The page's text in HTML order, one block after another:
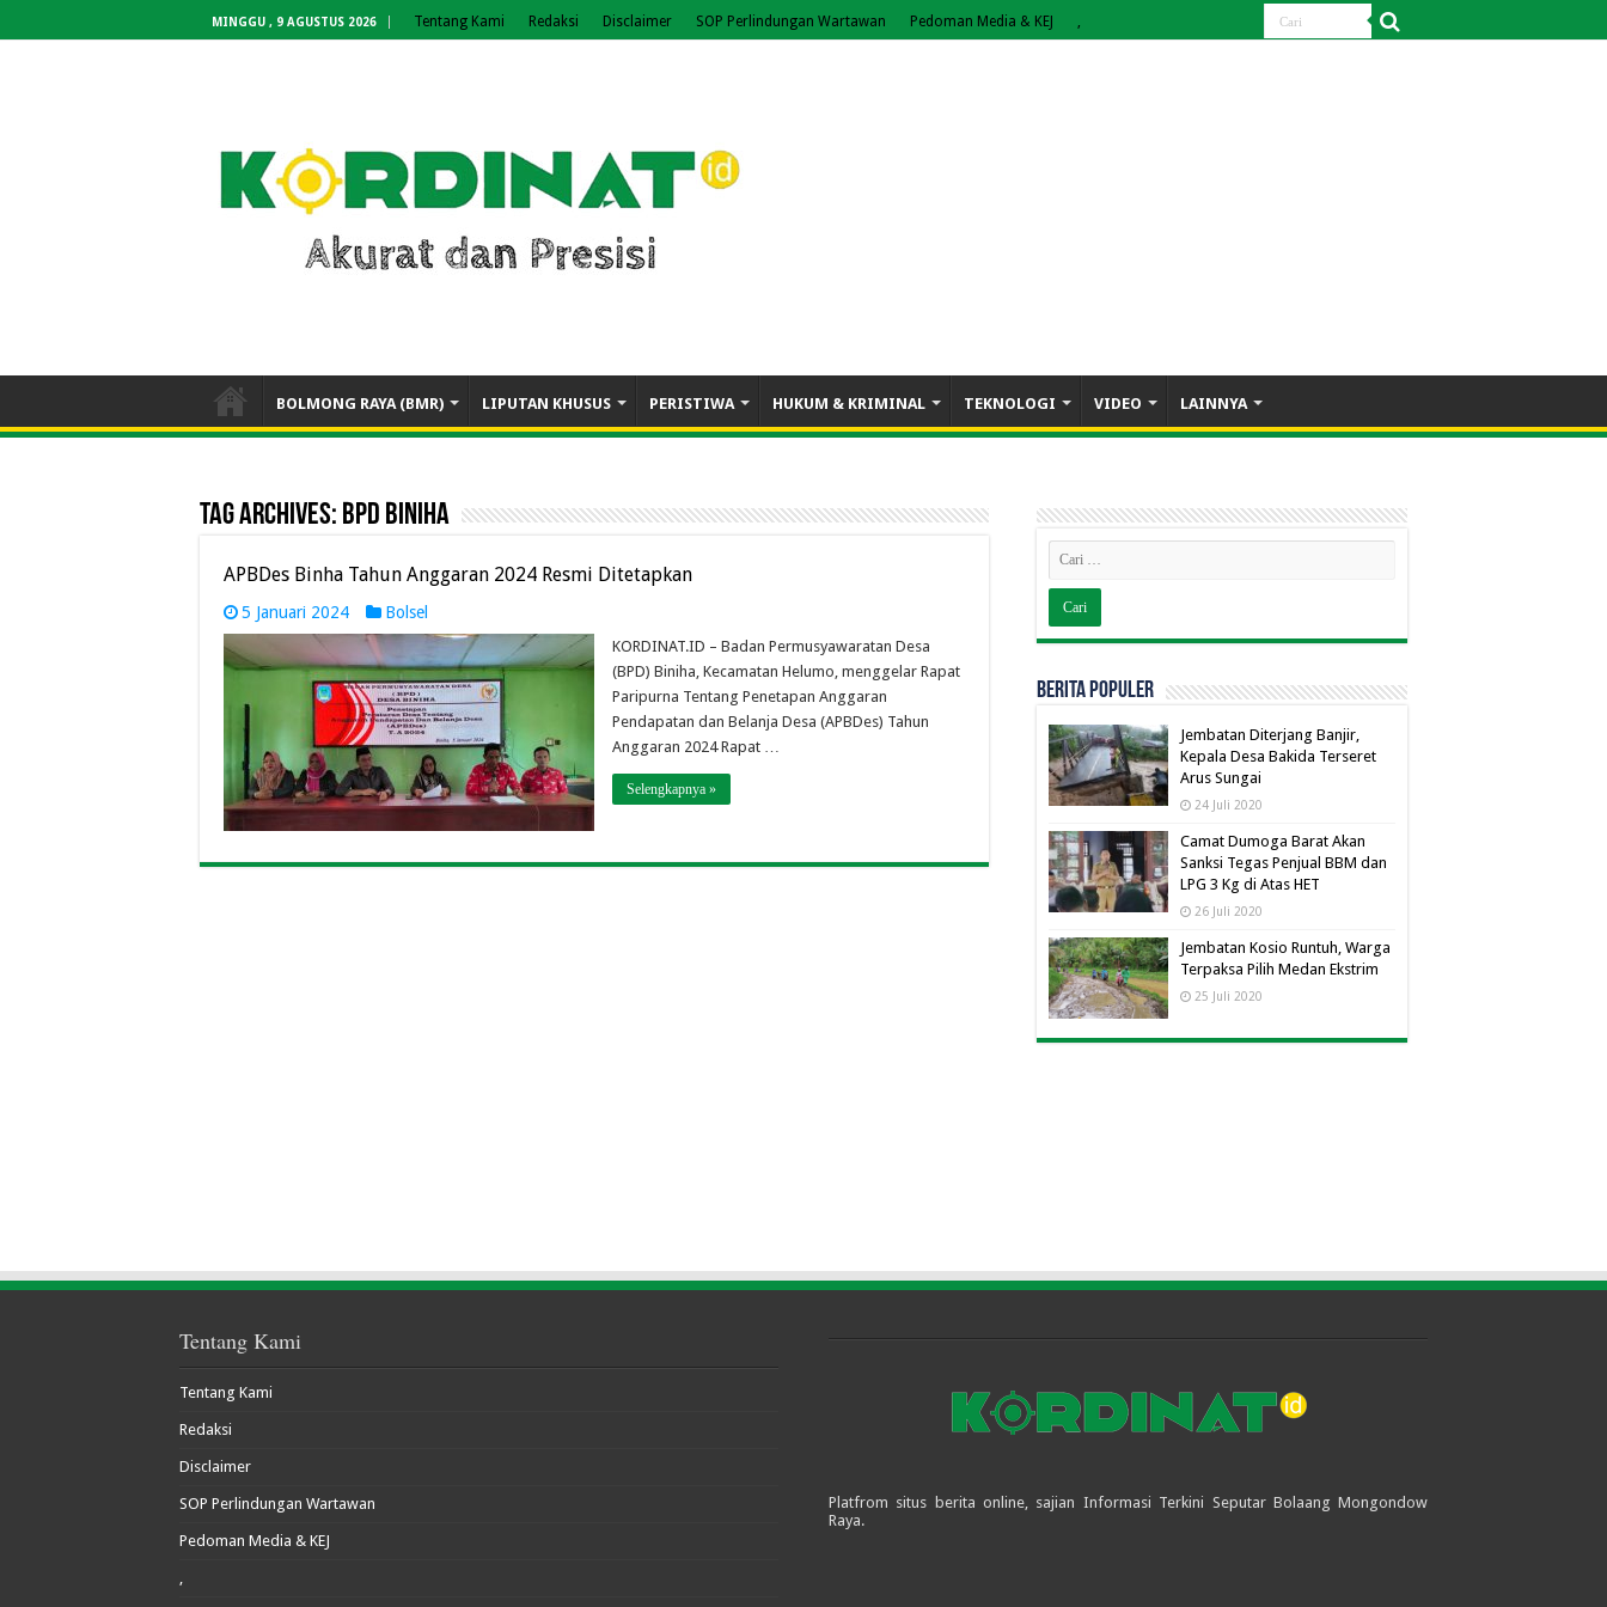
MINGGU , 9 AGUSTUS 2026 Tentang Kami Redaksi Disclaimer SOP Perlindungan Wartawan Pedoman Media & KEJ ,
BOLMONG RAYA (BMR) LIPUTAN KHUSUS PERISTIWA HUKUM & KRIMINAL TEKNOLOGI VIDEO LAINNYA
Tag Archives: BPD Biniha
APBDes Binha Tahun Anggaran 2024 Resmi Ditetapkan
5 Januari 2024 Bolsel
KORDINAT.ID – Badan Permusyawaratan Desa
(BPD) Biniha, Kecamatan Helumo, menggelar Rapat
Paripurna Tentang Penetapan Anggaran
Pendapatan dan Belanja Desa (APBDes) Tahun
Anggaran 2024 Rapat …
Selengkapnya »
BERITA POPULER
Jembatan Diterjang Banjir,
Kepala Desa Bakida Terseret
Arus Sungai
24 Juli 2020
Camat Dumoga Barat Akan
Sanksi Tegas Penjual BBM dan
LPG 3 Kg di Atas HET
26 Juli 2020
Jembatan Kosio Runtuh, Warga
Terpaksa Pilih Medan Ekstrim
25 Juli 2020
Tentang Kami
Tentang Kami
Redaksi
Disclaimer
SOP Perlindungan Wartawan
Pedoman Media & KEJ
,
Platfrom situs berita online, sajian Informasi Terkini Seputar Bolaang Mongondow
Raya.